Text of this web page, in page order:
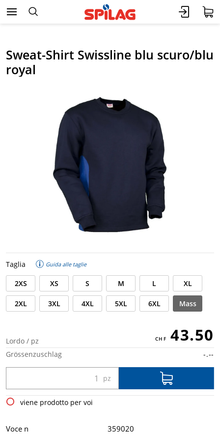
Sweat-Shirt Swissline blu scuro/blu
royal
Taglia Guida alle taglie
2XS XS S M L XL
2XL 3XL 4XL 5XL 6XL Mass
Lordo / pz 43.50
Grössenzuschlag -.--
viene prodotto per voi
Voce n 359020